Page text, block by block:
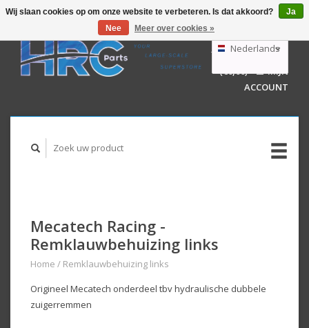
GBP
AUD
Nederlands
Deutsch
English
WINKELWAGEN
(€0,00)
MIJN
ACCOUNT
Mecatech Racing -
Remklauwbehuizing links
Home / Remklauwbehuizing links
Origineel Mecatech onderdeel tbv hydraulische dubbele
zuigerremmen
Wij slaan cookies op om onze website te verbeteren. Is dat akkoord?
Ja
Nee
Meer over cookies »